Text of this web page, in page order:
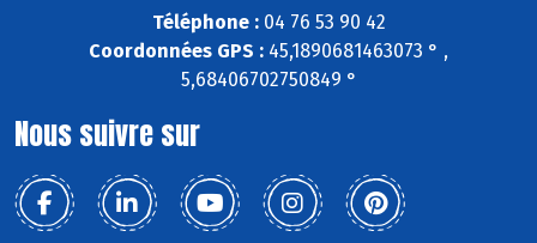
Téléphone :04 76 53 90 42
Coordonnées GPS : 45,1890681463073 ° ,
5,68406702750849 °
Nous suivre sur